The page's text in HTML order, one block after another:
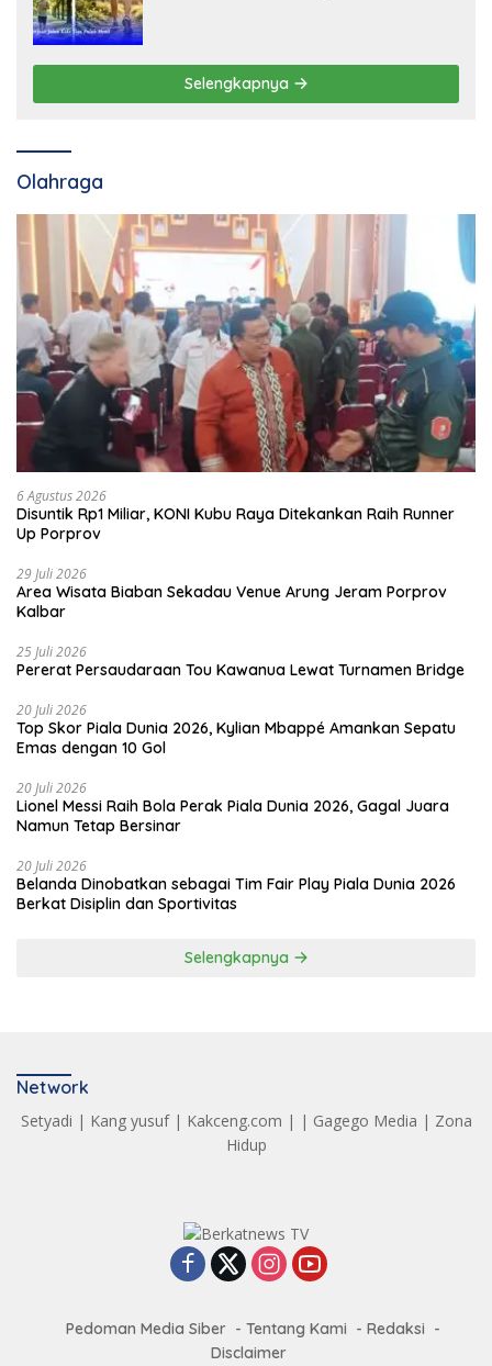
Selengkapnya
Olahraga
6 Agustus 2026
Disuntik Rp1 Miliar, KONI Kubu Raya Ditekankan Raih Runner
Up Porprov
29 Juli 2026
Area Wisata Biaban Sekadau Venue Arung Jeram Porprov
Kalbar
25 Juli 2026
Pererat Persaudaraan Tou Kawanua Lewat Turnamen Bridge
20 Juli 2026
Top Skor Piala Dunia 2026, Kylian Mbappé Amankan Sepatu
Emas dengan 10 Gol
20 Juli 2026
Lionel Messi Raih Bola Perak Piala Dunia 2026, Gagal Juara
Namun Tetap Bersinar
20 Juli 2026
Belanda Dinobatkan sebagai Tim Fair Play Piala Dunia 2026
Berkat Disiplin dan Sportivitas
Selengkapnya
Network
Setyadi | Kang yusuf| Kakceng.com | | Gagego Media | Zona
Hidup
Pedoman Media Siber Tentang Kami
Redaksi
Disclaimer